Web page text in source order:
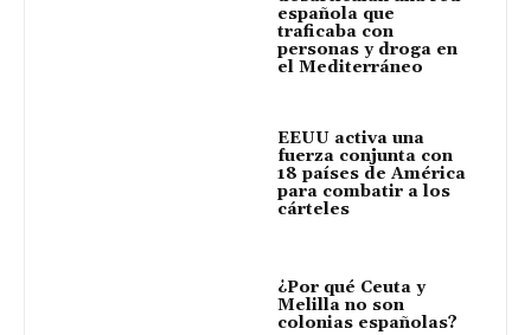
española que
traficaba con
personas y droga en
el Mediterráneo
EEUU activa una
fuerza conjunta con
18 países de América
para combatir a los
cárteles
¿Por qué Ceuta y
Melilla no son
colonias españolas?